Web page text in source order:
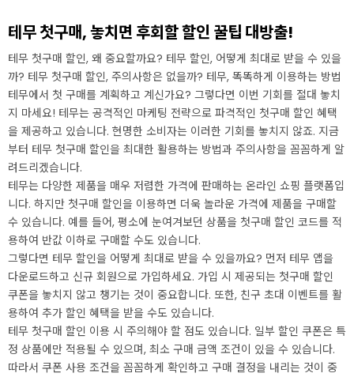
테무 첫구매, 놓치면 후회할 할인 꿀팁 대방출!
테무 첫구매 할인, 왜 중요할까요? 테무 할인, 어떻게 최대로 받을 수 있을
까? 테무 첫구매 할인, 주의사항은 없을까? 테무, 똑똑하게 이용하는 방법
테무에서 첫 구매를 계획하고 계신가요? 그렇다면 이번 기회를 절대 놓치
지 마세요! 테무는 공격적인 마케팅 전략으로 파격적인 첫구매 할인 혜택
을 제공하고 있습니다. 현명한 소비자는 이러한 기회를 놓치지 않죠. 지금
부터 테무 첫구매 할인을 최대한 활용하는 방법과 주의사항을 꼼꼼하게 알
려드리겠습니다.
테무는 다양한 제품을 매우 저렴한 가격에 판매하는 온라인 쇼핑 플랫폼입
니다. 하지만 첫구매 할인을 이용하면 더욱 놀라운 가격에 제품을 구매할
수 있습니다. 예를 들어, 평소에 눈여겨보던 상품을 첫구매 할인 코드를 적
용하여 반값 이하로 구매할 수도 있습니다.
그렇다면 테무 할인을 어떻게 최대로 받을 수 있을까요? 먼저 테무 앱을
다운로드하고 신규 회원으로 가입하세요. 가입 시 제공되는 첫구매 할인
쿠폰을 놓치지 않고 챙기는 것이 중요합니다. 또한, 친구 초대 이벤트를 활
용하여 추가 할인 혜택을 받을 수도 있습니다.
테무 첫구매 할인 이용 시 주의해야 할 점도 있습니다. 일부 할인 쿠폰은 특
정 상품에만 적용될 수 있으며, 최소 구매 금액 조건이 있을 수 있습니다.
따라서 쿠폰 사용 조건을 꼼꼼하게 확인하고 구매 결정을 내리는 것이 중